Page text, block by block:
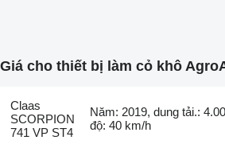
Giá cho thiết bị làm cỏ khô
Claas
SCORPION
741 VP ST4
Năm: 2019, dung tải.:
độ: 40 km/h